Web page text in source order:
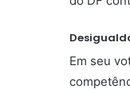
Em seu